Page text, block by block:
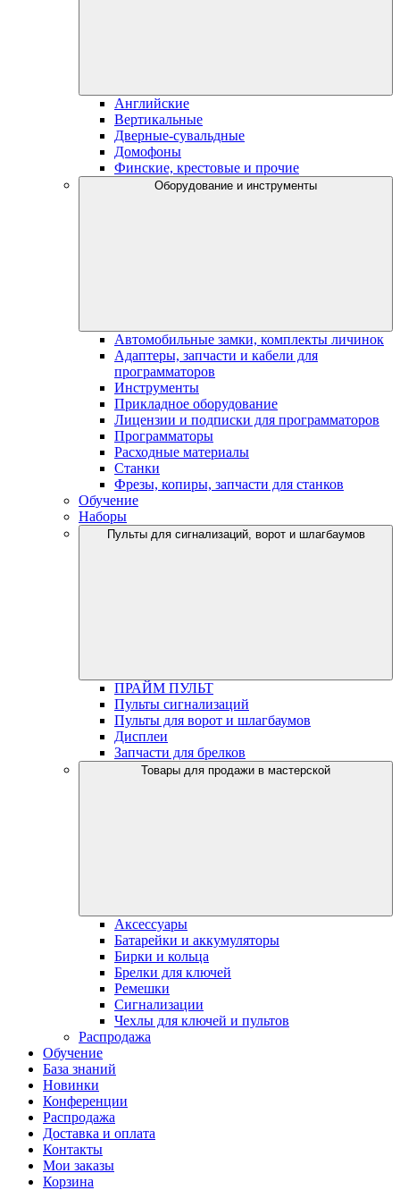
Английские
Вертикальные
Дверные-сувальдные
Домофоны
Финские, крестовые и прочие
Оборудование и инструменты
Автомобильные замки, комплекты личинок
Адаптеры, запчасти и кабели для
программаторов
Инструменты
Прикладное оборудование
Лицензии и подписки для программаторов
Программаторы
Расходные материалы
Станки
Фрезы, копиры, запчасти для станков
Обучение
Наборы
Пульты для сигнализаций, ворот и шлагбаумов
ПРАЙМ ПУЛЬТ
Пульты сигнализаций
Пульты для ворот и шлагбаумов
Дисплеи
Запчасти для брелков
Товары для продажи в мастерской
Аксессуары
Батарейки и аккумуляторы
Бирки и кольца
Брелки для ключей
Ремешки
Сигнализации
Чехлы для ключей и пультов
Распродажа
Обучение
База знаний
Новинки
Конференции
Распродажа
Доставка и оплата
Контакты
Мои заказы
Корзина